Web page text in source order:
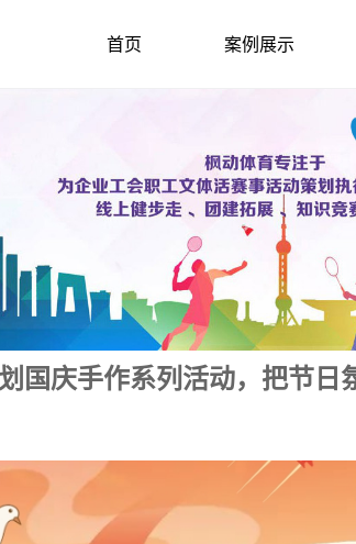
首页 案例展示
国庆手作系列活动，把节日